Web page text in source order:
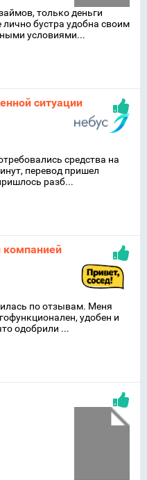
только деньги
бустра удобна своим
условиями...
ситуации
средства на
перевод пришел
разб...
компанией
по отзывам. Меня
удобен и
одобрили ...